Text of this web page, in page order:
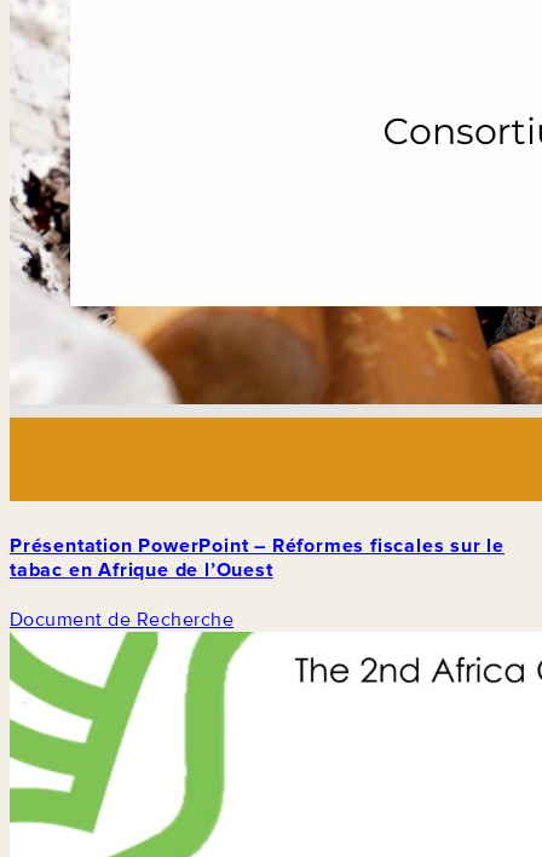
Présentation PowerPoint – Réformes fiscales sur le
tabac en Afrique de l’Ouest
Document de Recherche